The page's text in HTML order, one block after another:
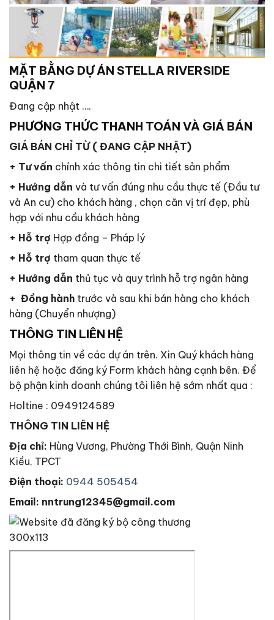
MẶT BẰNG DỰ ÁN STELLA RIVERSIDE
QUẬN 7
Đang cập nhật ….
PHƯƠNG THỨC THANH TOÁN VÀ GIÁ BÁN
GIÁ BÁN CHỈ TỪ ( ĐANG CẬP NHẬT)
+ Tư vấn chính xác thông tin chi tiết sản phẩm
+ Hướng dẫn và tư vấn đúng nhu cầu thực tế (Đầu tư
và An cư) cho khách hàng , chọn căn vị trí đẹp, phù
hợp với nhu cầu khách hàng
+ Hỗ trợ Hợp đồng – Pháp lý
+ Hỗ trợ tham quan thực tế
+ Hướng dẫn thủ tục và quy trình hỗ trợ ngân hàng
+ Đồng hành trước và sau khi bán hàng cho khách
hàng (Chuyển nhượng)
THÔNG TIN LIÊN HỆ
Mọi thông tin về các dự án trên. Xin Quý khách hàng
liên hệ hoặc đăng ký Form khách hàng cạnh bên. Để
bộ phận kinh doanh chúng tôi liên hệ sớm nhất qua :
Holtine : 0949124589
THÔNG TIN LIÊN HỆ
Địa chỉ: Hùng Vương, Phường Thới Bình, Quận Ninh
Kiều, TPCT
Điện thoại: 0944 505454
Email: nntrung12345@gmail.com